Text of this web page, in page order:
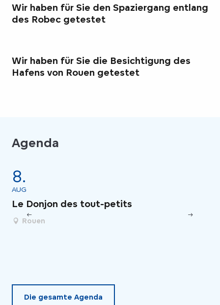
Wir haben für Sie den Spaziergang entlang
des Robec getestet
Wir haben für Sie die Besichtigung des
Hafens von Rouen getestet
Agenda
8.
AUG
Le Donjon des tout-petits
Rouen
Die gesamte Agenda